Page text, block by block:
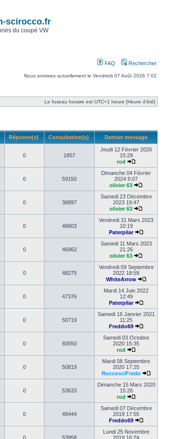
scirocco.fr
du coupé VW
FAQ Rechercher
Nous sommes actuellement le Vendredi 07 Août 2026 7:02
Le fuseau horaire est UTC+1 heure [Heure d’été]
Réponse(s) Consultation(s) Dernier message
0 1857
Jeudi 12 Février 2026
15:29
rod
0 59150
Dimanche 04 Février
2024 9:07
olivier 63
0 36897
Samedi 23 Décembre
2023 19:47
olivier 63
0 48603
Vendredi 31 Mars 2023
10:19
Paterpilar
0 46962
Samedi 11 Mars 2023
21:26
olivier 63
0 48275
Vendredi 09 Septembre
2022 18:59
WhiteArrow
0 47376
Mardi 14 Juin 2022
12:49
Paterpilar
0 50719
Samedi 16 Janvier 2021
11:25
Freddo69
0 60550
Samedi 03 Octobre
2020 15:35
rod
0 50819
Mardi 08 Septembre
2020 17:25
RoccosciFredo
0 53633
Dimanche 15 Mars 2020
15:26
rod
0 49444
Samedi 07 Décembre
2019 17:55
Freddo69
0 53958
Lundi 25 Novembre
2019 16:24